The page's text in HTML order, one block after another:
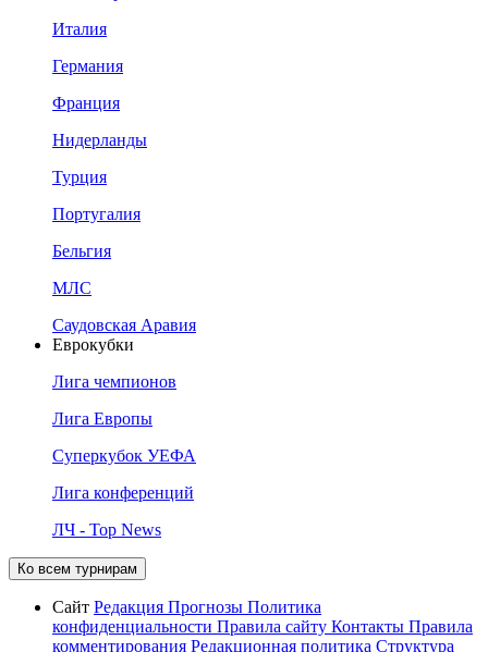
Италия
Германия
Франция
Нидерланды
Турция
Португалия
Бельгия
МЛС
Саудовская Аравия
Еврокубки
Лига чемпионов
Лига Европы
Суперкубок УЕФА
Лига конференций
ЛЧ - Top News
Ко всем турнирам
Сайт Редакция Прогнозы Политика
конфиденциальности Правила сайту Контакты Правила
комментирования Редакционная политика Структура